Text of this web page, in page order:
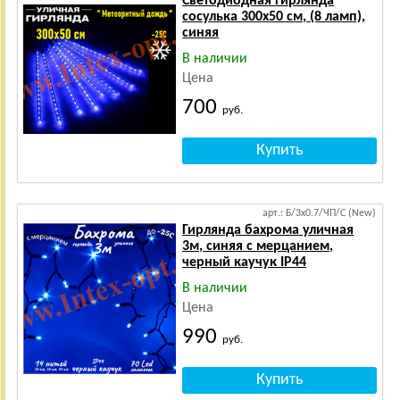
сосулька 300х50 см, (8 ламп),
синяя
В наличии
Цена
700руб.
арт.: Б/3х0.7/ЧП/С (New)
Гирлянда бахрома уличная
3м, синяя с мерцанием,
черный каучук IP44
В наличии
Цена
990руб.